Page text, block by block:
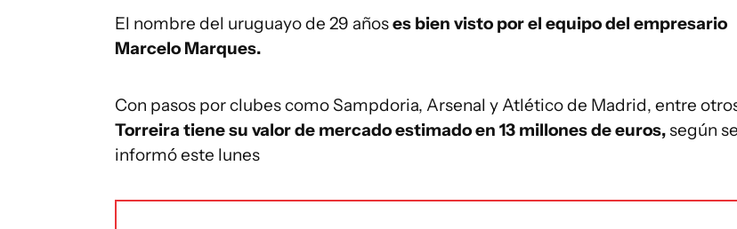
El nombre del uruguayo de 29 añoses bien visto por el equipo del empresario
Marcelo Marques.
Con pasos por clubes como Sampdoria, Arsenal y Atlético de Madrid, entre
Torreira tiene su valor de mercado estimado en 13 millones de euros,según se
informó este lunes